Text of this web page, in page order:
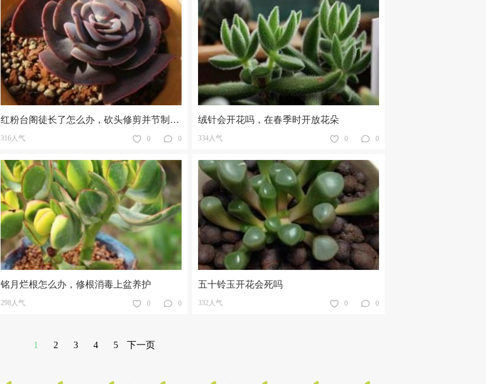
红粉台阁徒长了怎么办，砍头修剪并节制浇水
316人气 0 0
绒针会开花吗，在春季时开放花朵
334人气 0 0
铭月烂根怎么办，修根消毒上盆养护
298人气 0 0
五十铃玉开花会死吗
332人气 0 0
1 2 3 4 5 下一页